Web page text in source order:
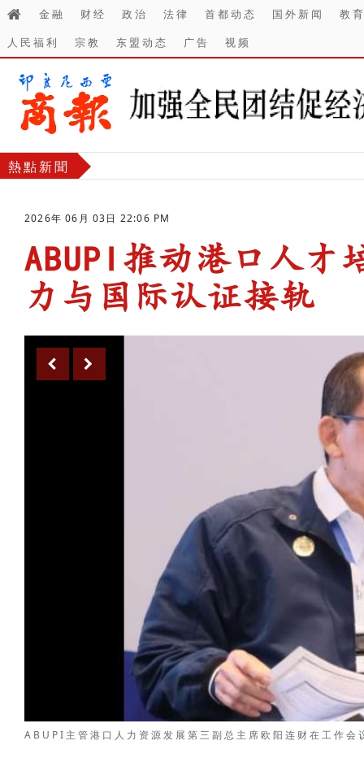
金融 财经 政治 法律 首都动态 国外新闻
教
人民福利
宗教 东盟动态 广告 视频
熱點新聞
2026年 06月 03日 22:06 PM
ABUPI推动港口人才
力与国际认证接轨
ABUPI主管港口人力资源发展第三副总主席欧阳连财在工作会